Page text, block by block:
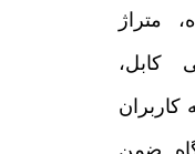
متراژ
کابل،
ضمن